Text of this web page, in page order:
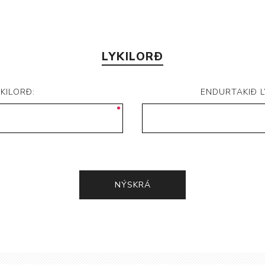
LYKILORÐ
ENDURTAKIÐ